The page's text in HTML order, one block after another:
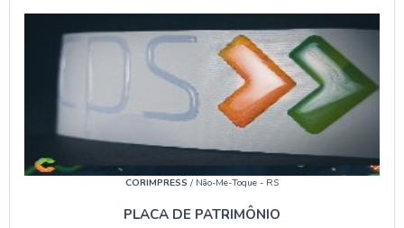
produtos que exigem um acabamento de alta
resistência.
APLICAÇÕES VERSÁTEIS
Os adesivos resinados são extremamente versáteis,
sendo utilizados em uma ampla gama de produtos,
máquinas agrícolasaté produtos eletrônicos. Sua
capacidade de personalização permite que sejam
adaptados a diferentes necessidades, seja para
branding, identificação ou decoração.
CORIMPRESS / Não-Me-Toque - RS
PLACA DE PATRIMÔNIO